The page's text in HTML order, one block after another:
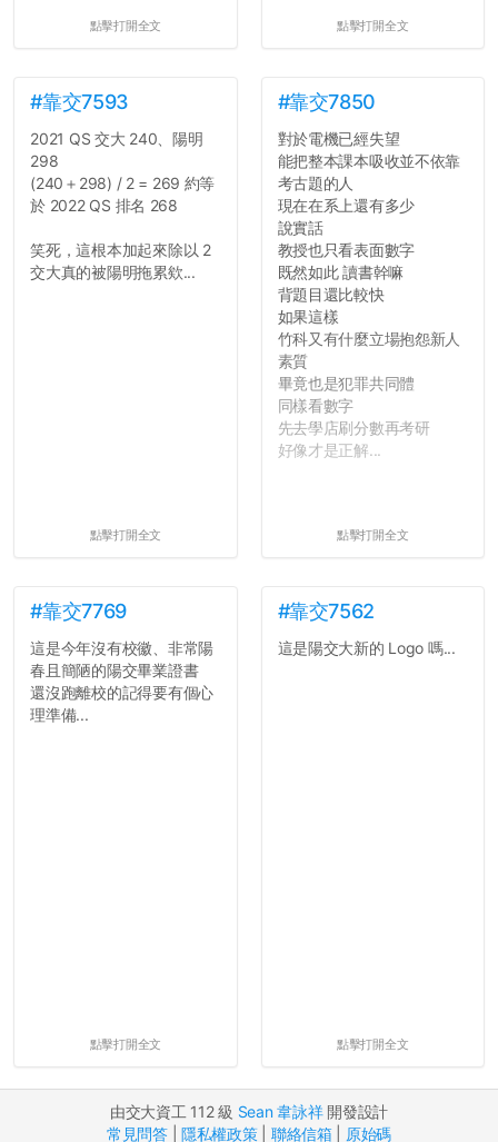
點擊打開全文 點擊打開全文
#靠交7593
2021 QS 交大 240、陽明
298
(240＋298) / 2 = 269 約等
於 2022 QS 排名 268
笑死，這根本加起來除以 2
交大真的被陽明拖累欸...
點擊打開全文
#靠交7850
對於電機已經失望
能把整本課本吸收並不依靠
考古題的人
現在在系上還有多少
說實話
教授也只看表面數字
既然如此 讀書幹嘛
背題目還比較快
如果這樣
竹科又有什麼立場抱怨新人
素質
畢竟也是犯罪共同體
同樣看數字
先去學店刷分數再考研
好像才是正解...
點擊打開全文
#靠交7769
這是今年沒有校徽、非常陽
春且簡陋的陽交畢業證書
還沒跑離校的記得要有個心
理準備...
點擊打開全文
#靠交7562
這是陽交大新的 Logo 嗎...
點擊打開全文
由交大資工 112 級 Sean 韋詠祥開發設計
常見問答|隱私權政策| 聯絡信箱| 原始碼